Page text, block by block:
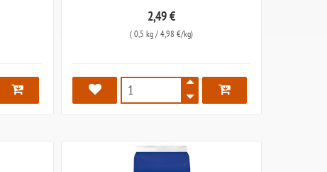
2,49 €
(0,5 kg / 4,98 €/kg)
6074